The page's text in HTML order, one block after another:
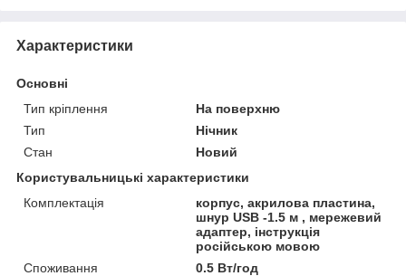
Характеристики
Основні
Тип кріплення
На поверхню
Тип
Нічник
Стан
Новий
Користувальницькі характеристики
Комплектація
корпус, акрилова пластина,
шнур USB -1.5 м , мережевий
адаптер, інструкція
російською мовою
Споживання
0.5 Вт/год